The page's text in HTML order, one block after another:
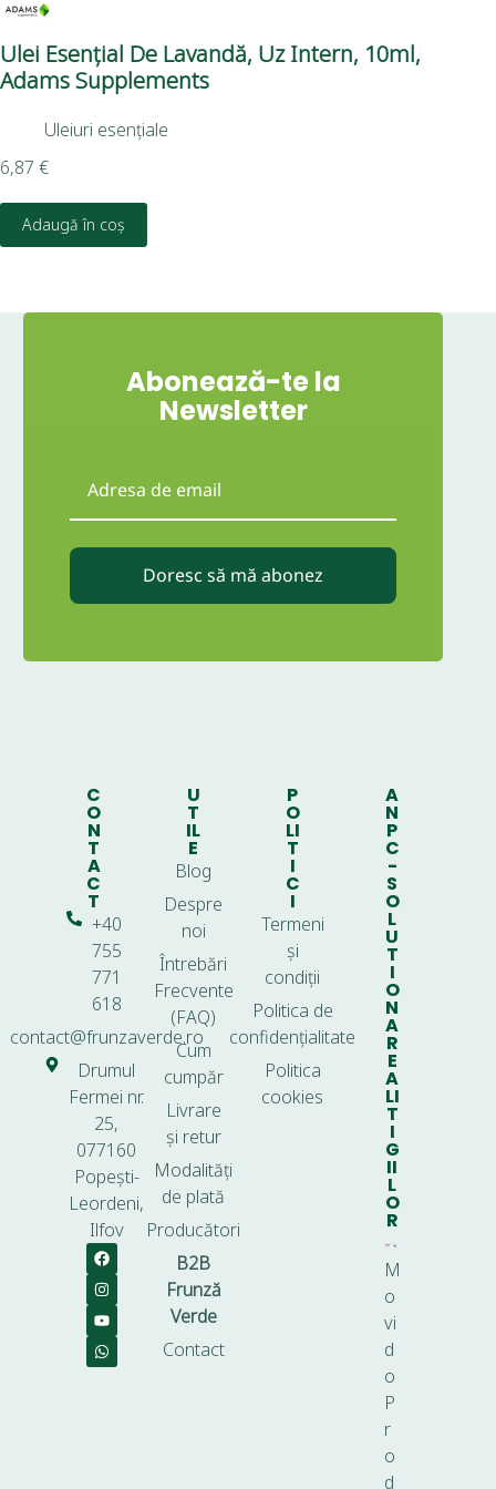
Ulei Esențial De Lavandă, Uz Intern, 10ml,
Adams Supplements
Uleiuri esențiale
6,87 €
Adaugă în coș
Abonează-te la
Newsletter
Doresc să mă abonez
C
O
N
T
A
C
T
+40
755
771
618
contact@frunzaverde.ro
Drumul
Fermei nr.
25,
077160
Popești-
Leordeni,
Ilfov
U
T
IL
E
Blog
Despre
noi
Întrebări
Frecvente
(FAQ)
Cum
cumpăr
Livrare
și retur
Modalități
de plată
Producători
B2B
Frunză
Verde
Contact
P
O
LI
T
I
C
I
Termeni
și
condiții
Politica de
confidențialitate
Politica
cookies
A
N
P
C
-
S
O
L
U
T
I
O
N
A
R
E
A
LI
T
I
G
II
L
O
R
M
o
vi
d
o
P
r
o
d